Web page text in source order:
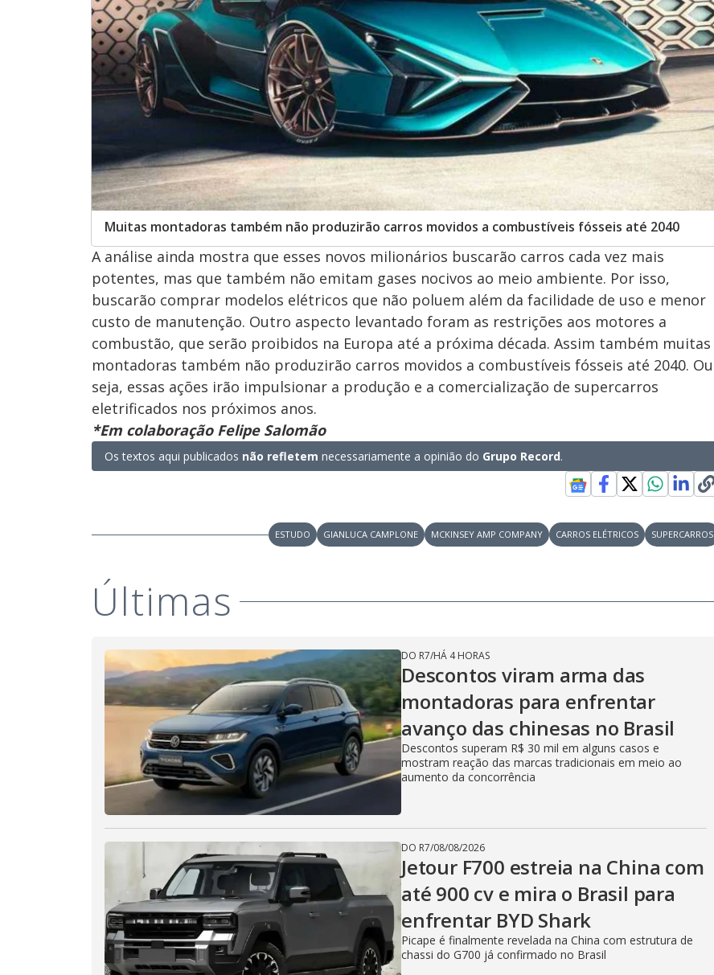
Muitas montadoras também não produzirão carros movidos a combustíveis fósseis até 2040
A análise ainda mostra que esses novos milionários buscarão carros cada vez mais
potentes, mas que também não emitam gases nocivos ao meio ambiente. Por isso,
buscarão comprar modelos elétricos que não poluem além da facilidade de uso e menor
custo de manutenção. Outro aspecto levantado foram as restrições aos motores a
combustão, que serão proibidos na Europa até a próxima década. Assim também muitas
montadoras também não produzirão carros movidos a combustíveis fósseis até 2040. Ou
seja, essas ações irão impulsionar a produção e a comercialização de supercarros
eletrificados nos próximos anos.
*Em colaboração Felipe Salomão
Os textos aqui publicados não refletem necessariamente a opinião do Grupo Record.
ESTUDO GIANLUCA CAMPLONE MCKINSEY AMP COMPANY CARROS ELÉTRICOS SUPERCARROS
Últimas
DO R7/HÁ 4 HORAS
Descontos viram arma das
montadoras para enfrentar
avanço das chinesas no Brasil
Descontos superam R$ 30 mil em alguns casos e
mostram reação das marcas tradicionais em meio ao
aumento da concorrência
DO R7/08/08/2026
Jetour F700 estreia na China com
até 900 cv e mira o Brasil para
enfrentar BYD Shark
Picape é finalmente revelada na China com estrutura de
chassi do G700 já confirmado no Brasil